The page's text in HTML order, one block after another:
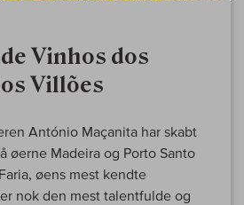
Vinhos dos
Villões
António Maçanita har skabt
øerne Madeira og Porto Santo
øens mest kendte
nok den mest talentfulde og